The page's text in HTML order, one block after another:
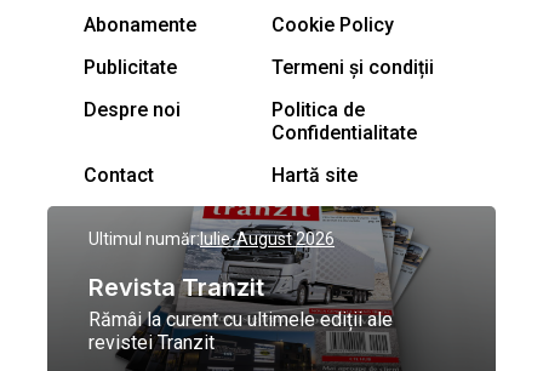
Abonamente
Cookie Policy
Publicitate
Termeni și condiții
Despre noi
Politica de
Confidentialitate
Contact
Hartă site
Ultimul număr:Iulie-August 2026
Revista Tranzit
Rămâi la curent cu ultimele ediții ale
revistei Tranzit